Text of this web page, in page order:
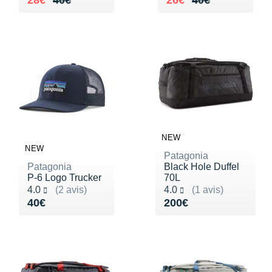
NEW
Patagonia
P-6 Logo Trucker
4.0
(2 avis)
Noté 4.0 sur 5
40€
Vendu 40€
NEW
Patagonia
Black Hole Duffel
70L
4.0
(1 avis)
Noté 4.0 sur 5
200€
Vendu 200€